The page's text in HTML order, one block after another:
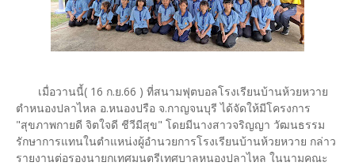
เมื่อวานนี้( 16 ก.ย.66 ) ที่สนามฟุตบอลโรงเรียนบ้านห้วยหวาย
ตำหนองปลาไหล อ.หนองปรือ จ.กาญจนบุรี ได้จัดให้มีโครงการ
"สุขภาพกายดี จิตใจดี ชีวีมีสุข" โดยมีนางสาวจริญญา วัฒนธรรม
รักษาการแทนในตำแหน่งผู้อำนวยการโรงเรียนบ้านห้วยหวาย กล่าว
รายงานต่อรองนายกเทศมนตรีเทศบาลหนองปลาไหล ในนามคณะ